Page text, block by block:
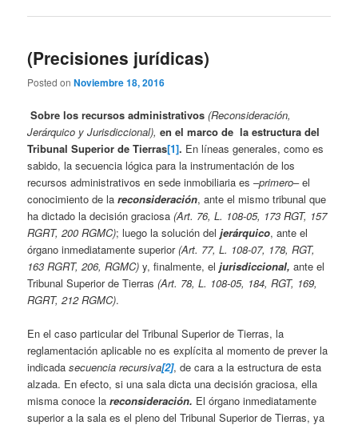
(Precisiones jurídicas)
Posted onNoviembre 18, 2016
Sobre los recursos administrativos (Reconsideración,
Jerárquico y Jurisdiccional),en el marco de la estructura del
Tribunal Superior de Tierras[1]. En líneas generales, como es
sabido, la secuencia lógica para la instrumentación de los
recursos administrativos en sede inmobiliaria es –primero– el
conocimiento de lareconsideración, ante el mismo tribunal que
ha dictado la decisión graciosa(Art. 76, L. 108-05, 173 RGT, 157
RGRT, 200 RGMC); luego la solución deljerárquico, ante el
órgano inmediatamente superior(Art. 77, L. 108-07, 178, RGT,
163 RGRT, 206, RGMC) y, finalmente, eljurisdiccional, ante el
Tribunal Superior de Tierras(Art. 78, L. 108-05, 184, RGT, 169,
RGRT, 212 RGMC).
En el caso particular del Tribunal Superior de Tierras, la
reglamentación aplicable no es explícita al momento de prever la
indicadasecuencia recursiva[2], de cara a la estructura de esta
alzada. En efecto, si una sala dicta una decisión graciosa, ella
misma conoce lareconsideración. El órgano inmediatamente
superior a la sala es el pleno del Tribunal Superior de Tierras, ya